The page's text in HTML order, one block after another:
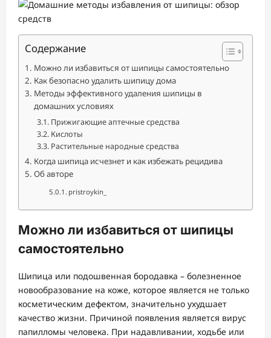
Содержание
Можно ли избавиться от шипицы самостоятельно
Как безопасно удалить шипицу дома
Методы эффективного удаления шипицы в
домашних условиях
Прижигающие аптечные средства
Кислоты
Растительные народные средства
Когда шипица исчезнет и как избежать рецидива
Об авторе
pristroykin_
Можно ли избавиться от шипицы
самостоятельно
Шипица или подошвенная бородавка – болезненное
новообразование на коже, которое является не только
косметическим дефектом, значительно ухудшает
качество жизни. Причиной появления является вирус
папилломы человека. При надавливании, ходьбе или